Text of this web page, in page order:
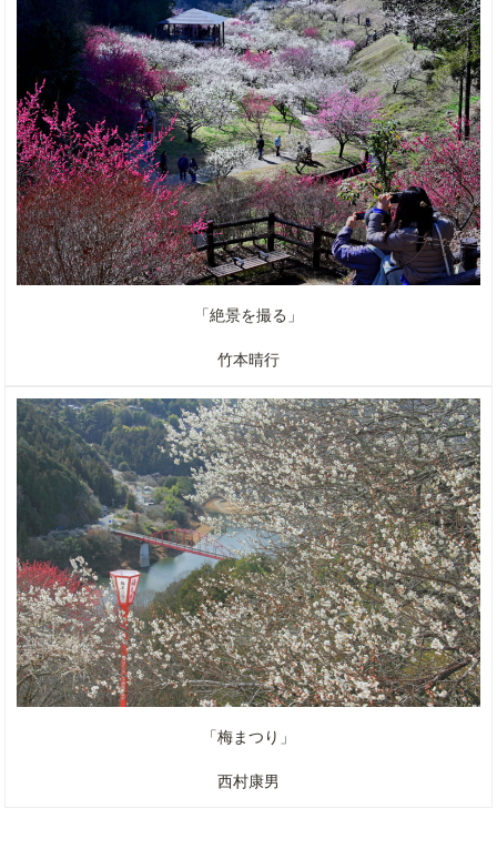
「絶景を撮る」
竹本晴行
「梅まつり」
西村康男